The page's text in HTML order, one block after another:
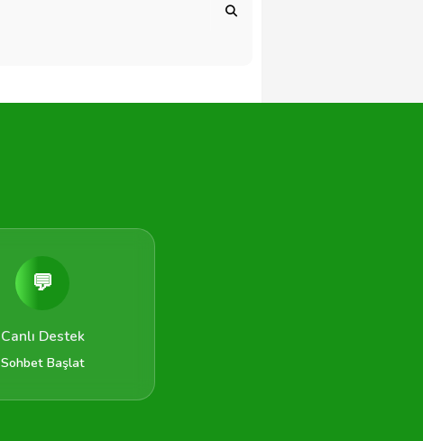
💬
Canlı Destek
Sohbet Başlat